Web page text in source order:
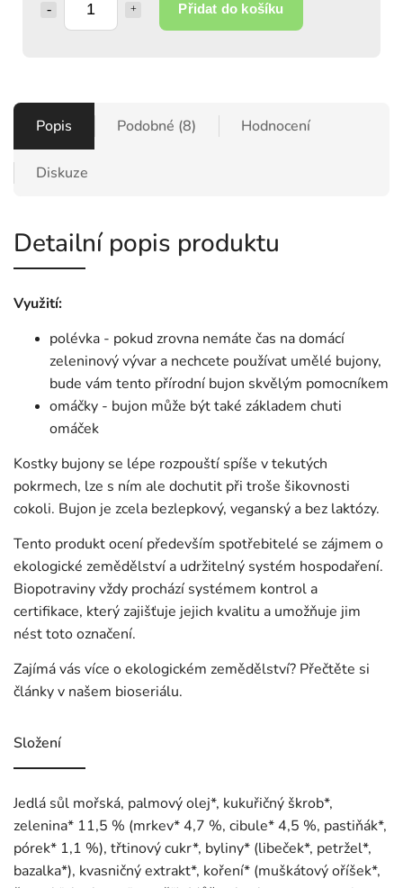
Přidat do košíku
Popis Podobné (8) Hodnocení
Diskuze
Detailní popis produktu
Využití:
polévka - pokud zrovna nemáte čas na domácí
zeleninový vývar a nechcete používat umělé bujony,
bude vám tento přírodní bujon skvělým pomocníkem
omáčky - bujon může být také základem chuti
omáček
Kostky bujony se lépe rozpouští spíše v tekutých
pokrmech, lze s ním ale dochutit při troše šikovnosti
cokoli. Bujon je zcela bezlepkový, veganský a bez laktózy.
Tento produkt ocení především spotřebitelé se zájmem o
ekologické zemědělství a udržitelný systém hospodaření.
Biopotraviny vždy prochází systémem kontrol a
certifikace, který zajišťuje jejich kvalitu a umožňuje jim
nést toto označení.
Zajímá vás více o ekologickém zemědělství? Přečtěte si
články v našem bioseriálu.
Složení
Jedlá sůl mořská, palmový olej*, kukuřičný škrob*,
zelenina* 11,5 % (mrkev* 4,7 %, cibule* 4,5 %, pastiňák*,
pórek* 1,1 %), třtinový cukr*, byliny* (libeček*, petržel*,
bazalka*), kvasničný extrakt*, koření* (muškátový oříšek*,